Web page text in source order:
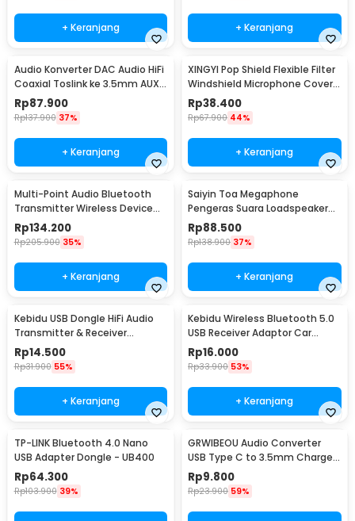
+ Keranjang + Keranjang
Audio Konverter DAC Audio HiFi
Coaxial Toslink ke 3.5mm AUX
RCA - AV-C6
Rp87.900
Rp137.900 37%
+ Keranjang
XINGYI Pop Shield Flexible Filter
Windshield Microphone Cover -
XY360
Rp38.400
Rp67.900 44%
+ Keranjang
Multi-Point Audio Bluetooth
Transmitter Wireless Device
Connector - H-366T
Rp134.200
Rp205.900 35%
+ Keranjang
Saiyin Toa Megaphone
Pengeras Suara Loadspeaker
Horn 7Tone Sirene 100W - HW-
1006
Rp88.500
Rp138.900 37%
+ Keranjang
Kebidu USB Dongle HiFi Audio
Transmitter & Receiver
Bluetooth 5.0 - KN320
Rp14.500
Rp31.900 55%
+ Keranjang
Kebidu Wireless Bluetooth 5.0
USB Receiver Adaptor Car
Speaker - ZF169
Rp16.000
Rp33.900 53%
+ Keranjang
TP-LINK Bluetooth 4.0 Nano
USB Adapter Dongle - UB400
Rp64.300
Rp103.900 39%
GRWIBEOU Audio Converter
USB Type C to 3.5mm Charger
Port - GR35C
Rp9.800
Rp23.900 59%